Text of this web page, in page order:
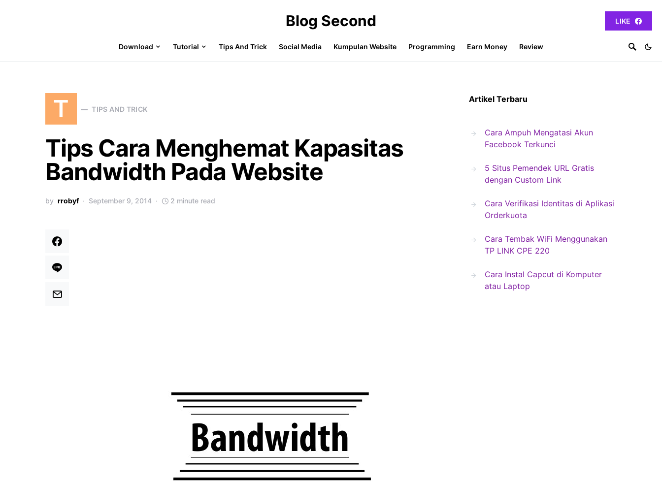
Blog Second LIKE
Download Tutorial Tips And Trick Social Media Kumpulan Website Programming Earn Money Review
T TIPS AND TRICK
Tips Cara Menghemat Kapasitas
Bandwidth Pada Website
by rrobyf September 9, 2014 2 minute read
Artikel Terbaru
Cara Ampuh Mengatasi Akun
Facebook Terkunci
5 Situs Pemendek URL Gratis
dengan Custom Link
Cara Verifikasi Identitas di Aplikasi
Orderkuota
Cara Tembak WiFi Menggunakan
TP LINK CPE 220
Cara Instal Capcut di Komputer
atau Laptop